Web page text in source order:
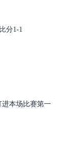
分1-1
进本场比赛第一